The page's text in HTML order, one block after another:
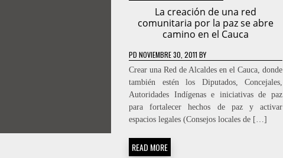
La creación de una red
comunitaria por la paz se abre
camino en el Cauca
PD NOVIEMBRE 30, 2011 BY
Crear una Red de Alcaldes en el Cauca, donde
también estén los Diputados, Concejales,
Autoridades Indígenas e iniciativas de paz
para fortalecer hechos de paz y activar
espacios legales (Consejos locales de […]
READ MORE